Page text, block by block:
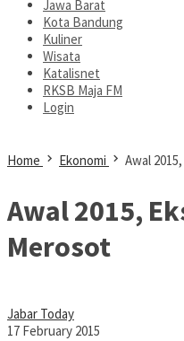
Jawa Barat
Kota Bandung
Kuliner
Wisata
Katalisnet
RKSB Maja FM
Login
Home Ekonomi Awal
Awal 2015,
Merosot
Jabar Today
17 February 2015